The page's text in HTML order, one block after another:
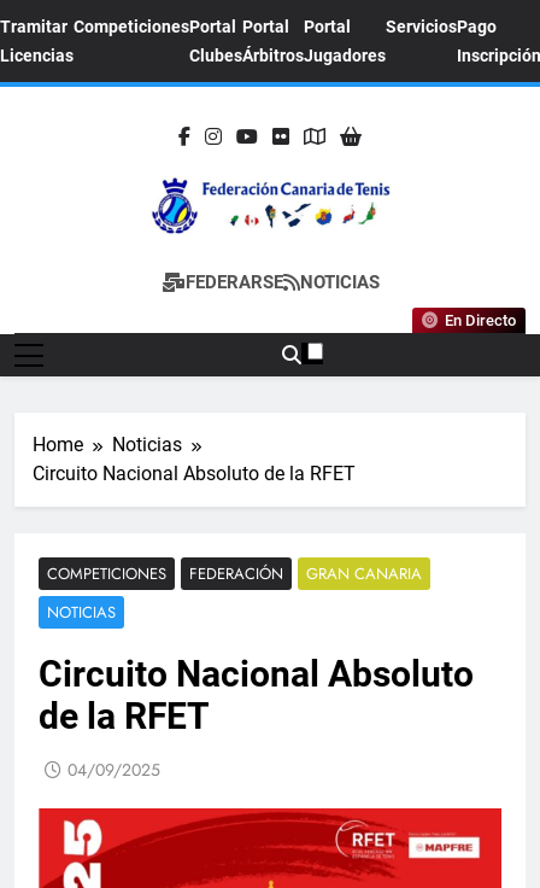
Tramitar
Licencias
CompeticionesPortal
Clubes
Portal
Árbitros
Portal
Jugadores
ServiciosPago
Inscripción
FEDERACION
CANARIA DE
TENIS
Sitio Oficial De La Federación Canaria De
FEDERARSE NOTICIAS
En Directo
Home
Noticias
Circuito Nacional Absoluto de la RFET
COMPETICIONES FEDERACIÓN
GRAN CANARIA
NOTICIAS
Circuito Nacional Absoluto
de la RFET
04/09/2025